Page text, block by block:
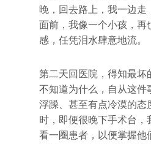
晚，回去路上，我一边走
面前，我像一个小孩，再
感，任凭泪水肆意地流。
第二天回医院，得知最坏
不知道为什么，自从这件
浮躁、甚至有点冷漠的态
时，即便很晚下手术台，
看一圈患者，以便掌握他